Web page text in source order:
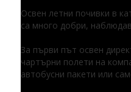
Освен летни почивки в
са много добри,
За първи път освен
чартърни полети на
автобусни пакети или